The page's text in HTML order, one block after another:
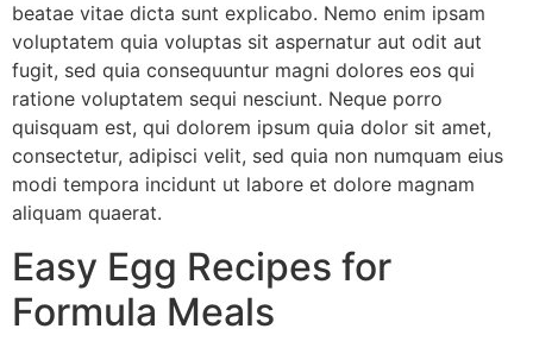
beatae vitae dicta sunt explicabo. Nemo enim ipsam
voluptatem quia voluptas sit aspernatur aut odit aut
fugit, sed quia consequuntur magni dolores eos qui
ratione voluptatem sequi nesciunt. Neque porro
quisquam est, qui dolorem ipsum quia dolor sit amet,
consectetur, adipisci velit, sed quia non numquam eius
modi tempora incidunt ut labore et dolore magnam
aliquam quaerat.
Easy Egg Recipes for
Formula Meals